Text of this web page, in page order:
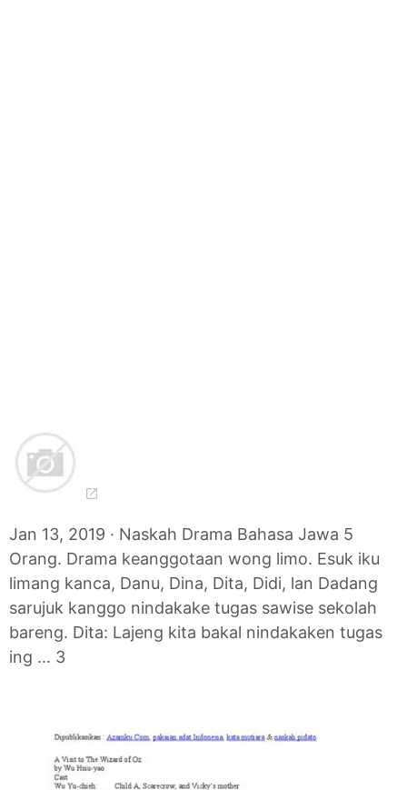
Jan 13, 2019 · Naskah Drama Bahasa Jawa 5
Orang. Drama keanggotaan wong limo. Esuk iku
limang kanca, Danu, Dina, Dita, Didi, lan Dadang
sarujuk kanggo nindakake tugas sawise sekolah
bareng. Dita: Lajeng kita bakal nindakaken tugas
ing … 3